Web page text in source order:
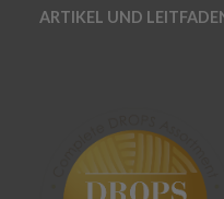
ARTIKEL UND